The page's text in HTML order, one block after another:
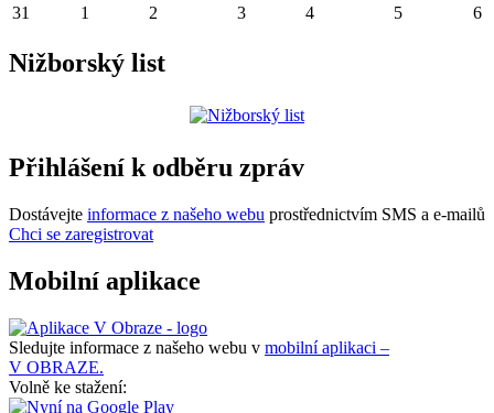
31 1 2 3 4 5 6
Nižborský list
Přihlášení k odběru zpráv
Dostávejte informace z našeho webu prostřednictvím SMS a e-mailů
Chci se zaregistrovat
Mobilní aplikace
Sledujte informace z našeho webu v mobilní aplikaci –
V OBRAZE.
Volně ke stažení: